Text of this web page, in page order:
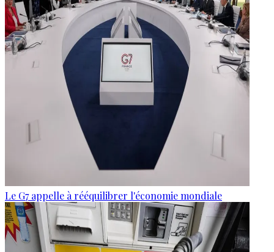
Le G7 appelle à rééquilibrer l'économie mondiale